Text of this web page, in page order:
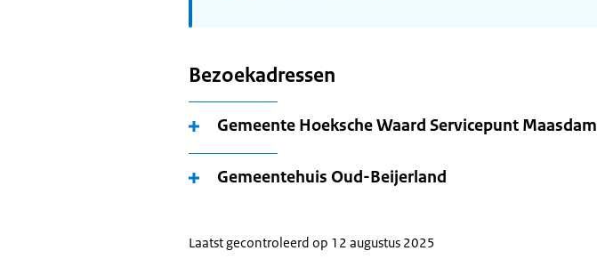
Bezoekadressen
Gemeente Hoeksche Waard Servicepunt Maasdam
Gemeentehuis Oud-Beijerland
Laatst gecontroleerd op 12 augustus 2025